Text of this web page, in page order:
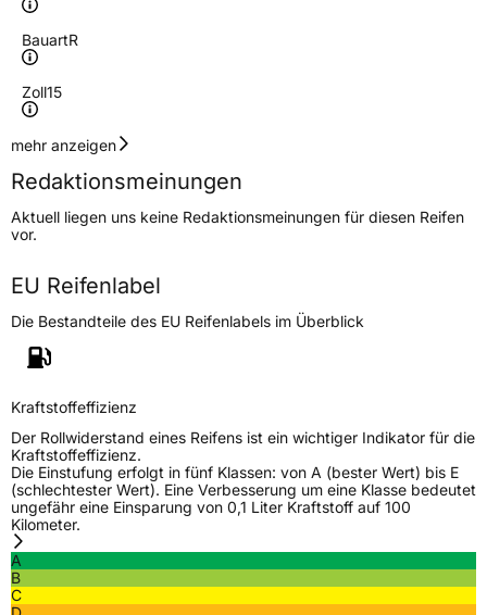
BauartR
Zoll15
Geschwindigkeitsindex
Höchstgeschwindigkeit
210 km/h
Lastindex94
Höchstlast670 kg
Generelle Merkmale
Fahrzeugtyp
VerwendungSommerreifen
ModellnameMaximus M2
FahrzeugartPKW & SUV
Weitere Eigenschaften
SchlauchtypTL
mehr anzeigen
Redaktionsmeinungen
Aktuell liegen uns keine Redaktionsmeinungen für diesen Reifen
vor.
EU Reifenlabel
Die Bestandteile des EU Reifenlabels im Überblick
Kraftstoffeffizienz
Der Rollwiderstand eines Reifens ist ein wichtiger Indikator für die
Kraftstoffeffizienz.
Die Einstufung erfolgt in fünf Klassen: von A (bester Wert) bis E
(schlechtester Wert). Eine Verbesserung um eine Klasse bedeutet
ungefähr eine Einsparung von 0,1 Liter Kraftstoff auf 100
Kilometer.
A
B
C